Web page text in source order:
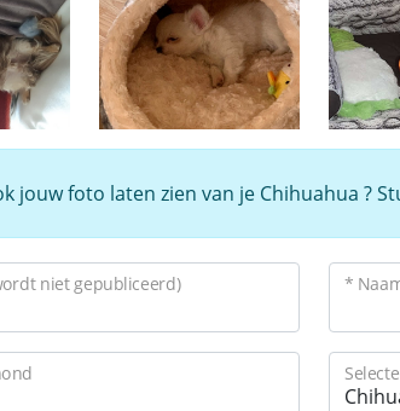
jouw foto laten zien van je Chihuahua ?
niet gepubliceerd) *